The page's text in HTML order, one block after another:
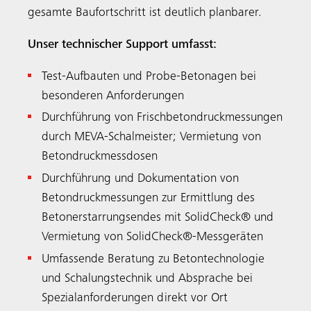
gesamte Baufortschritt ist deutlich planbarer.
Unser technischer Support umfasst:
Test-Aufbauten und Probe-Betonagen bei
besonderen Anforderungen
Durchführung von Frischbetondruckmessungen
durch MEVA-Schalmeister; Vermietung von
Betondruckmessdosen
Durchführung und Dokumentation von
Betondruckmessungen zur Ermittlung des
Betonerstarrungsendes mit SolidCheck® und
Vermietung von SolidCheck®-Messgeräten
Umfassende Beratung zu Betontechnologie
und Schalungstechnik und Absprache bei
Spezialanforderungen direkt vor Ort